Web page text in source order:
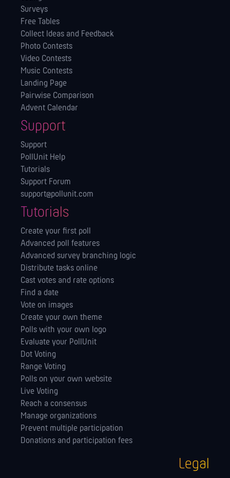
Surveys
Free Tables
Collect Ideas and Feedback
Photo Contests
Video Contests
Music Contests
Landing Page
Pairwise Comparison
Advent Calendar
Support
Support
PollUnit Help
Tutorials
Support Forum
support@pollunit.com
Tutorials
Create your first poll
Advanced poll features
Advanced survey branching logic
Distribute tasks online
Cast votes and rate options
Find a date
Vote on images
Create your own theme
Polls with your own logo
Evaluate your PollUnit
Dot Voting
Range Voting
Polls on your own website
Live Voting
Reach a consensus
Manage orga­nizations
Prevent multiple participation
Donations and participation fees
Legal